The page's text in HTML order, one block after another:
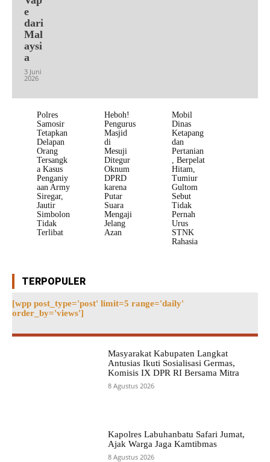
e
dari
Mal
aysi
a
3 Juni
2026
Polres
Samosir
Tetapkan
Delapan
Orang
Tersangk
a Kasus
Penganiy
aan Army
Siregar,
Jautir
Simbolon
Tidak
Terlibat
Heboh!
Pengurus
Masjid
di
Mesuji
Ditegur
Oknum
DPRD
karena
Putar
Suara
Mengaji
Jelang
Azan
Mobil
Dinas
Ketapang
dan
Pertanian
, Berpelat
Hitam,
Tumiur
Gultom
Sebut
Tidak
Pernah
Urus
STNK
Rahasia
TERPOPULER
[wpp post_type='post' limit=5 range='daily'
order_by='views']
Masyarakat Kabupaten Langkat
Antusias Ikuti Sosialisasi Germas,
Komisis IX DPR RI Bersama Mitra
8 Agustus 2026
Kapolres Labuhanbatu Safari Jumat,
Ajak Warga Jaga Kamtibmas
8 Agustus 2026